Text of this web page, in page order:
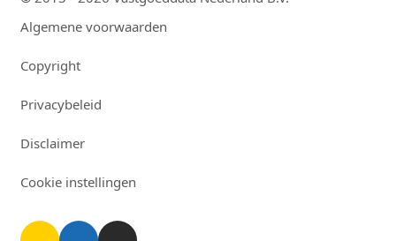
Algemene voorwaarden
Copyright
Privacybeleid
Disclaimer
Cookie instellingen